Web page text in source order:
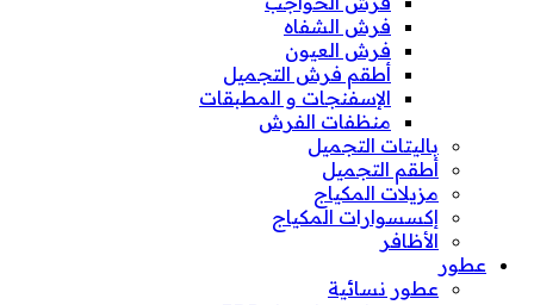
فرش الشفاه
فرش العيون
أطقم فرش التجميل
الإسفنجات و المطبقات
منظفات الفرش
باليتات التجميل
أطقم التجميل
مزيلات المكياج
إكسسوارات المكياج
الأظافر
عطور
عطور نسائية